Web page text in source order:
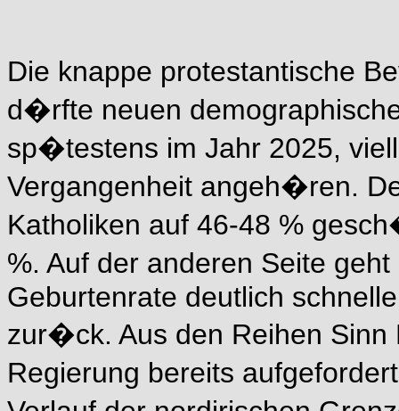
Die knappe protestantische
d�rfte neuen
sp�testens im Jahr 2025,
Vergangenheit angeh�ren.
Katholiken auf 46-48 %
%. Auf der anderen Seite
Geburtenrate deutlich
zur�ck. Aus den Reihen
Regierung bereits